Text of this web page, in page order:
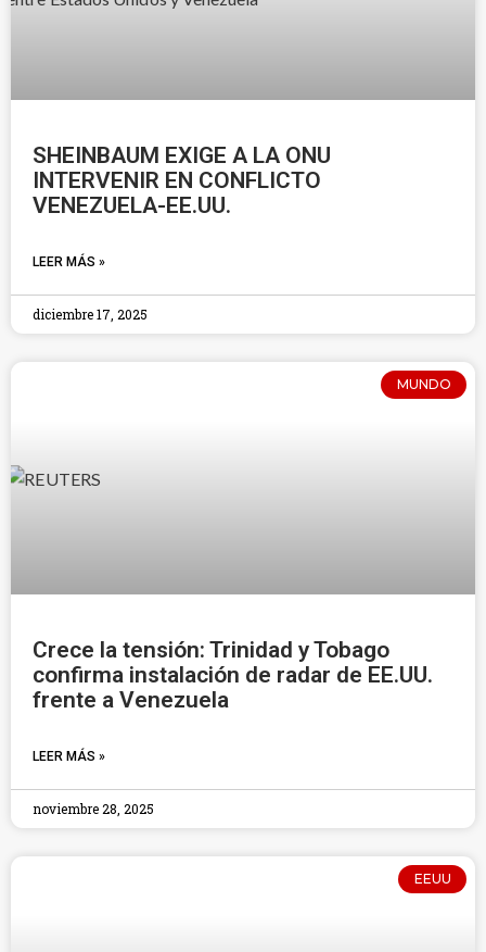
SHEINBAUM EXIGE A LA ONU
INTERVENIR EN CONFLICTO
VENEZUELA-EE.UU.
LEER MÁS »
diciembre 17, 2025
MUNDO
Crece la tensión: Trinidad y Tobago
confirma instalación de radar de EE.UU.
frente a Venezuela
LEER MÁS »
noviembre 28, 2025
EEUU